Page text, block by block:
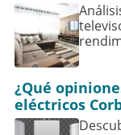
¿Qué
eléctricos